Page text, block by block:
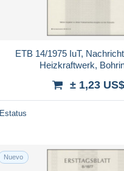
ETB 14/1975 IuT,
Heizkraftwerk,
± 1,23 US$
Estatus
Nuevo